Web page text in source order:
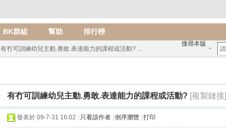
BK群組 幫助 排行榜
搜尋本版
有冇可訓練幼兒主動.勇敢.表達能力的課程或活動? ...
有冇可訓練幼兒主動.勇敢.表達能力的課程或活動? [複製鏈接]
發表於 09-7-31 16:02 只看該作者 倒序瀏覽 打印